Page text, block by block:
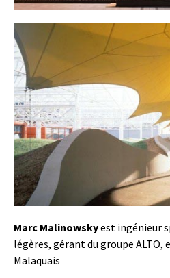
Marc Malinowskyest ingénieur
légères, gérant du groupe ALTO,
Malaquais